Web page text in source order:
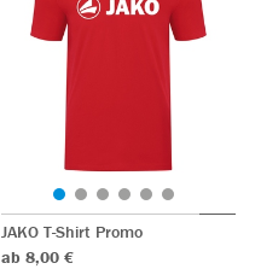
JAKO T-Shirt Promo
ab 8,00 €